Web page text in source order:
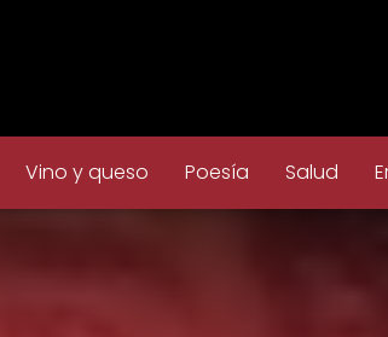
Vino y queso Poesía Salud